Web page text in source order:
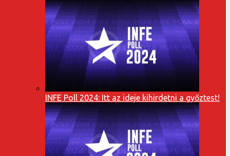
INFE Poll 2024: Itt az ideje kihirdetni a győztest!